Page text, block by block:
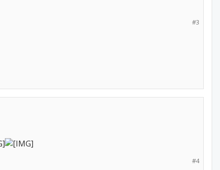
#3
#4